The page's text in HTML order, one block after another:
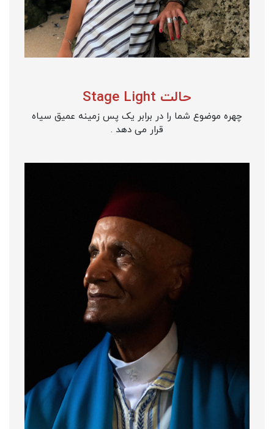
حالت Stage Light
چهره موضوع شما را در برابر یک پس زمینه عمیق سیاه
قرار می دهد .